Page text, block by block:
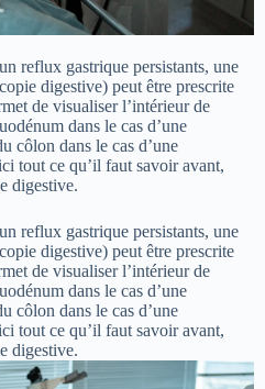
reflux gastrique persistants, une
digestive) peut être prescrite
de visualiser l’intérieur de
dans le cas d’une
côlon dans le cas d’une
tout ce qu’il faut savoir avant,
digestive.
reflux gastrique persistants, une
digestive) peut être prescrite
de visualiser l’intérieur de
dans le cas d’une
côlon dans le cas d’une
tout ce qu’il faut savoir avant,
digestive.